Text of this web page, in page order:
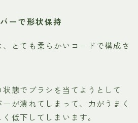
ーで形状保持
とても柔らかいコードで構成さ
態でブラシを当てようとして
が潰れてしまって、力がうまく
低下してしまいます。